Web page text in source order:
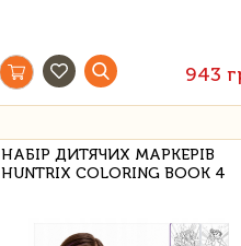
943
НАБІР ДИТЯЧИХ МАРКЕРІВ
HUNTRIX COLORING BOOK 4